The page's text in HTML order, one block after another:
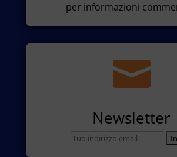
per informazioni

Newsletter